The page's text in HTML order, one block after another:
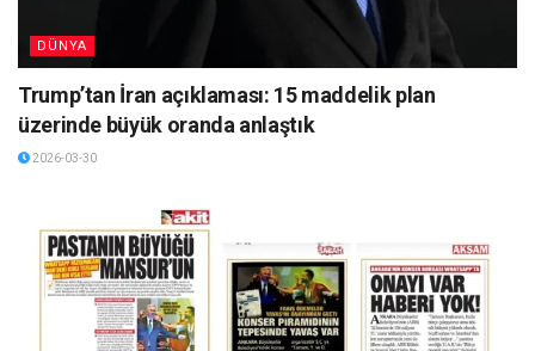
DÜNYA
Trump’tan İran açıklaması: 15 maddelik plan
üzerinde büyük oranda anlaştık
2026-03-30